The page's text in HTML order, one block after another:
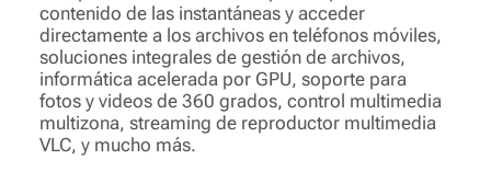
contenido de las instantáneas y acceder
directamente a los archivos en teléfonos móviles,
soluciones integrales de gestión de archivos,
informática acelerada por GPU, soporte para
fotos y videos de 360 grados, control multimedia
multizona, streaming de reproductor multimedia
VLC, y mucho más.